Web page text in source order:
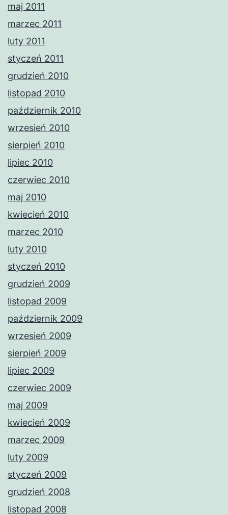
maj 2011
marzec 2011
luty 2011
styczeń 2011
grudzień 2010
listopad 2010
październik 2010
wrzesień 2010
sierpień 2010
lipiec 2010
czerwiec 2010
maj 2010
kwiecień 2010
marzec 2010
luty 2010
styczeń 2010
grudzień 2009
listopad 2009
październik 2009
wrzesień 2009
sierpień 2009
lipiec 2009
czerwiec 2009
maj 2009
kwiecień 2009
marzec 2009
luty 2009
styczeń 2009
grudzień 2008
listopad 2008